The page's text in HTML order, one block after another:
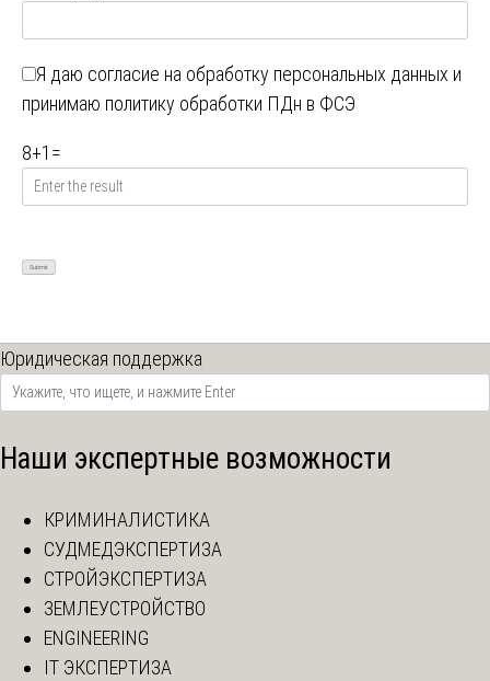
Я даю согласие на обработку персональных данных и
принимаю политику обработки ПДн в ФСЭ
8+1 =
Юридическая поддержка
Наши экспертные возможности
КРИМИНАЛИСТИКА
СУДМЕДЭКСПЕРТИЗА
СТРОЙЭКСПЕРТИЗА
ЗЕМЛЕУСТРОЙСТВО
ENGINEERING
IT ЭКСПЕРТИЗА